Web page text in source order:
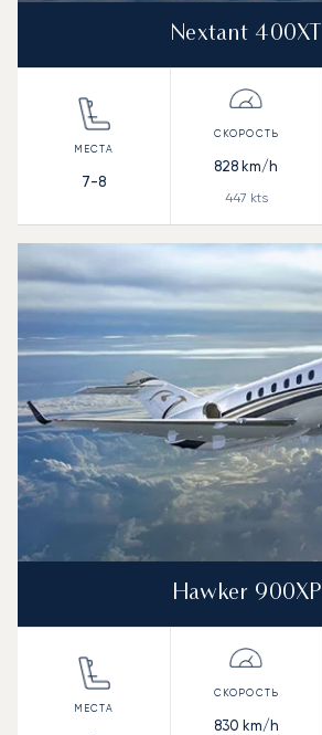
Nextant 400XT
7-8
828 km/h
447 kts
Hawker 900XP
830 km/h